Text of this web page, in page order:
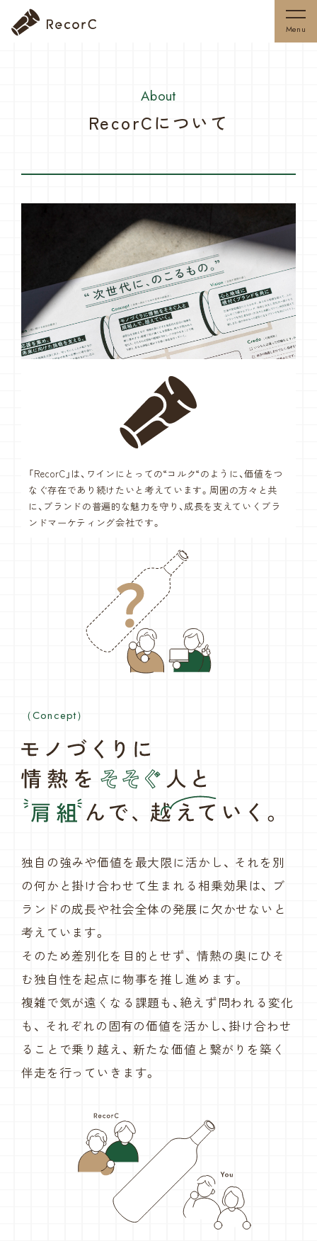
Menu
About
RecorCについて
「RecorC」は、ワインにとっての“コルク“のように、価値をつ
なぐ存在であり続けたいと考えています。周囲の方々と共
に、ブランドの普遍的な魅力を守り、成長を支えていくブラ
ンドマーケティング会社です。
（Concept）
独自の強みや価値を最大限に活かし、 それを別
の何かと掛け合わせて生まれる相乗効果は、 ブ
ランドの成長や社会全体の発展に欠かせないと
考えています。
そのため差別化を目的とせず、 情熱の奥にひそ
む独自性を起点に物事を推し進めます。
複雑で気が遠くなる課題も、絶えず問われる変化
も、 それぞれの固有の価値を活かし、掛け合わせ
ることで乗り越え、 新たな価値と繋がりを築く
伴走を行っていきます。